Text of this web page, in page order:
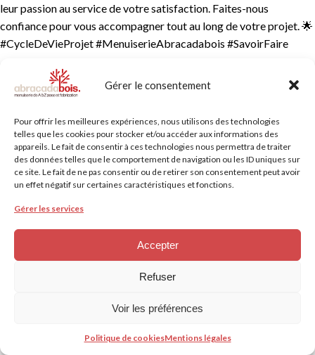
Gérer le consentement
Pour offrir les meilleures expériences, nous utilisons des technologies
telles que les cookies pour stocker et/ou accéder aux informations des
appareils. Le fait de consentir à ces technologies nous permettra de traiter
des données telles que le comportement de navigation ou les ID uniques sur
ce site. Le fait de ne pas consentir ou de retirer son consentement peut avoir
un effet négatif sur certaines caractéristiques et fonctions.
Gérer les services
Accepter
Refuser
Voir les préférences
Politique de cookiesMentions légales
leur passion au service de votre satisfaction. Faites-nous
confiance pour vous accompagner tout au long de votre projet. 🌟
#CycleDeVieProjet #MenuiserieAbracadabois #SavoirFaire
Politique de protection des données -